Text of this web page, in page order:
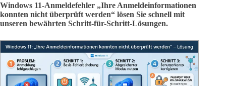
Windows 11-Anmeldefehler „Ihre Anmeldeinformationen
konnten nicht überprüft werden“ lösen Sie schnell mit
unseren bewährten Schritt-für-Schritt-Lösungen.